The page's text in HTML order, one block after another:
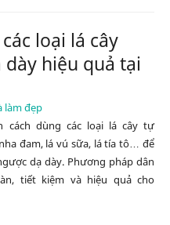
loại lá cây
hiệu quả tại
làm đẹp
cách dùng các loại lá cây tự
đam, lá vú sữa, lá tía tô… để
dạ dày. Phương pháp dân
tiết kiệm và hiệu quả cho